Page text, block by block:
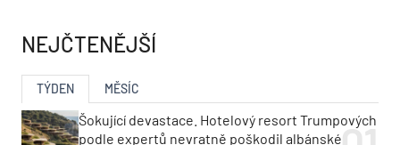
NEJČTENĚJŠÍ
TÝDEN MĚSÍC
Šokující devastace. Hotelový resort Trumpových
podle expertů nevratně poškodil albánské